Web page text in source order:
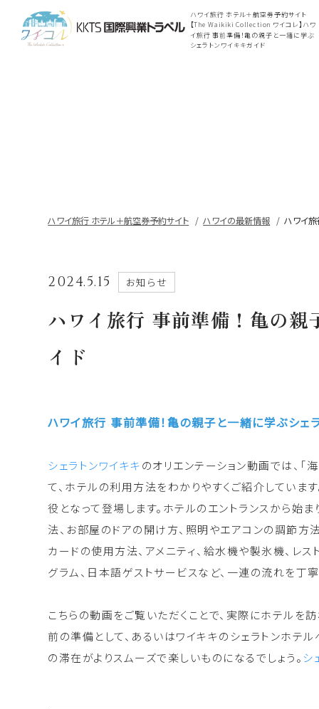
ハワイ旅行 ホテル＋航空券予約サイト
【The Waikiki Collection ワイコレ】ハワ
イ旅行 事前準備！亀の親子と一緒に学ぶ
シェラトンワイキキガイド
ハワイ旅行 ホテル＋航空券予約サイト ハワイの最新情報 ハワイ旅
2024.5.15 お知らせ
ハワイ旅行 事前準備！亀の
イド
ハワイ旅行 事前準備！亀の親子と一緒に学ぶシェ
シェラトンワイキキのオリエンテーション動画では、「
て、ホテルの利用方法をわかりやすくご紹介しています
役となって登場します。ホテルのエントランスから始
法、お部屋のドアの開け方、照明やエアコンの調節方
カードの使用方法、アメニティ、給水機や製氷機、レス
グラム、日本語ゲストサービスなど、一連の流れを丁
こちらの動画をご覧いただくことで、実際にホテルを
前の準備として、あるいはワイキキのシェラトンホテ
の滞在がよりスムーズで楽しいものになるでしょう。 シ